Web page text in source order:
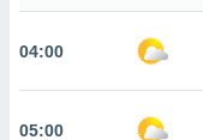
todas
nuestros
04:00
05:00